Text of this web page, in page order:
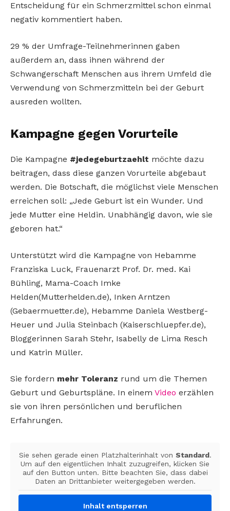
Entscheidung für ein Schmerzmittel schon einmal
negativ kommentiert haben.
29 % der Umfrage-Teilnehmerinnen gaben
außerdem an, dass ihnen während der
Schwangerschaft Menschen aus ihrem Umfeld die
Verwendung von Schmerzmitteln bei der Geburt
ausreden wollten.
Kampagne gegen Vorurteile
Die Kampagne #jedegeburtzaehlt möchte dazu
beitragen, dass diese ganzen Vorurteile abgebaut
werden. Die Botschaft, die möglichst viele Menschen
erreichen soll: „Jede Geburt ist ein Wunder. Und
jede Mutter eine Heldin. Unabhängig davon, wie sie
geboren hat.“
Unterstützt wird die Kampagne von Hebamme
Franziska Luck, Frauenarzt Prof. Dr. med. Kai
Bühling, Mama-Coach Imke
Helden(Mutterhelden.de), Inken Arntzen
(Gebaermuetter.de), Hebamme Daniela Westberg-
Heuer und Julia Steinbach (Kaiserschluepfer.de),
Bloggerinnen Sarah Stehr, Isabelly de Lima Resch
und Katrin Müller.
Sie fordern mehr Toleranz rund um die Themen
Geburt und Geburtspläne. In einem Video erzählen
sie von ihren persönlichen und beruflichen
Erfahrungen.
Sie sehen gerade einen Platzhalterinhalt von Standard.
Um auf den eigentlichen Inhalt zuzugreifen, klicken Sie
auf den Button unten. Bitte beachten Sie, dass dabei
Daten an Drittanbieter weitergegeben werden.
Inhalt entsperren